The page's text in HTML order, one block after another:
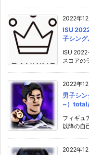
2022年
ISU
子シング
ISU
スコアの
2022年
男子シ
~）
フィギュ
以降の自
2022年